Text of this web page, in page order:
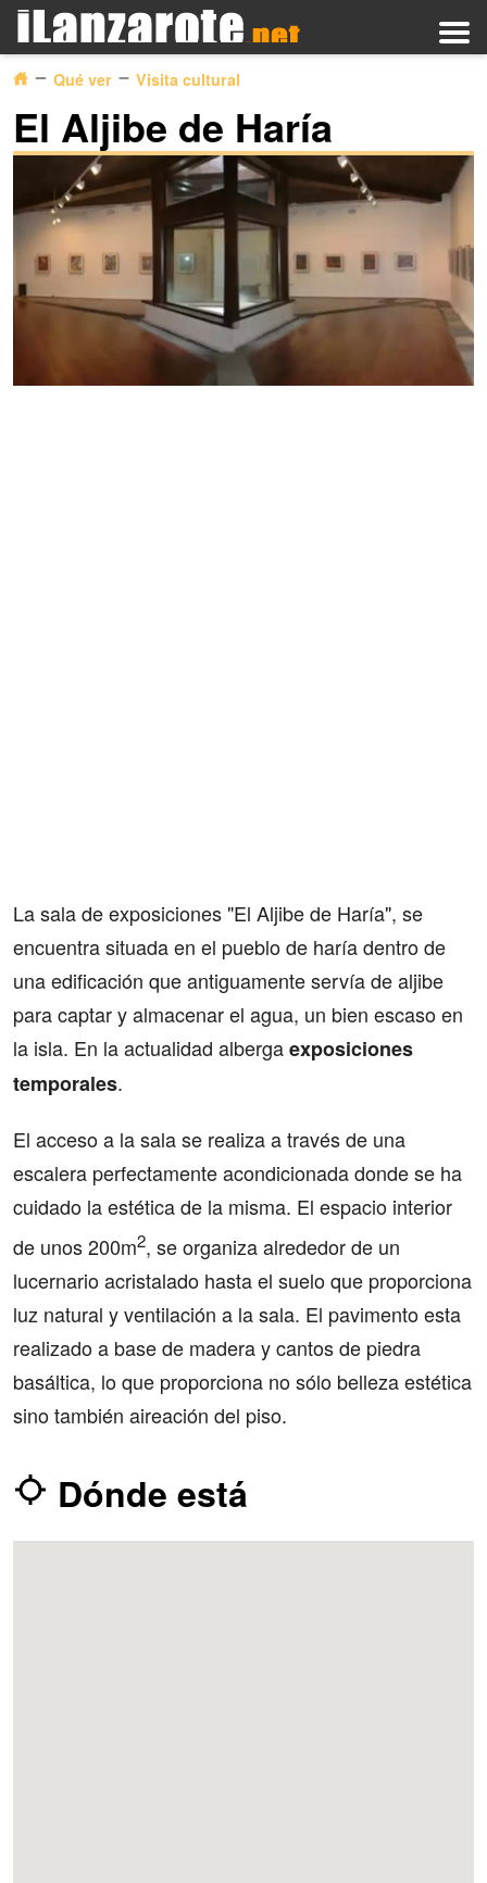
Qué ver Visita cultural
El Aljibe de Haría
La sala de exposiciones "El Aljibe de Haría", se
encuentra situada en el pueblo de haría dentro de
una edificación que antiguamente servía de aljibe
para captar y almacenar el agua, un bien escaso en
la isla. En la actualidad albergaexposiciones
temporales.
El acceso a la sala se realiza a través de una
escalera perfectamente acondicionada donde se ha
cuidado la estética de la misma. El espacio interior
de unos 200m2, se organiza alrededor de un
lucernario acristalado hasta el suelo que proporciona
luz natural y ventilación a la sala. El pavimento esta
realizado a base de madera y cantos de piedra
basáltica, lo que proporciona no sólo belleza estética
sino también aireación del piso.
Dónde está